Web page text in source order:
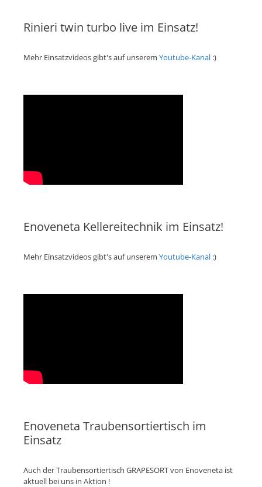
Rinieri twin turbo live im Einsatz!
Mehr Einsatzvideos gibt's auf unserem Youtube-Kanal :)
Enoveneta Kellereitechnik im Einsatz!
Mehr Einsatzvideos gibt's auf unserem Youtube-Kanal :)
Enoveneta Traubensortiertisch im
Einsatz
Auch der Traubensortiertisch GRAPESORT von Enoveneta ist
aktuell bei uns in Aktion !